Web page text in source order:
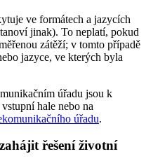
ve formátech a jazycích
jinak). To neplatí, pokud
zátěží; v tomto případě
jazyce, ve kterých byla
úřadu jsou k
hale nebo na
úřadu.
řešení životní